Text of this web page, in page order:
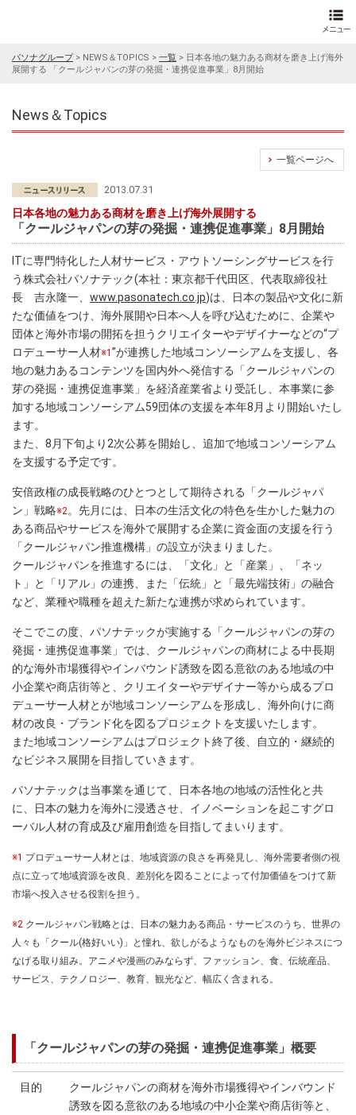
パソナグループ> NEWS＆TOPICS > 一覧 > 日本各地の魅力ある商材を磨き上げ海外
展開する 「クールジャパンの芽の発掘・連携促進事業」8月開始
News＆Topics
一覧ページへ
2013.07.31
日本各地の魅力ある商材を磨き上げ海外展開する
「クールジャパンの芽の発掘・連携促進事業」8月開始
ITに専門特化した人材サービス・アウトソーシングサービスを行
う株式会社パソナテック(本社：東京都千代田区、代表取締役社
長 吉永隆一、 www.pasonatech.co.jp)は、日本の製品や文化に新
たな価値をつけ、海外展開や日本へ人を呼び込むために、企業や
団体と海外市場の開拓を担うクリエイターやデザイナーなどの“プ
ロデューサー人材※1 ”が連携した地域コンソーシアムを支援し、各
地の魅力あるコンテンツを国内外へ発信する「クールジャパンの
芽の発掘・連携促進事業」を経済産業省より受託し、本事業に参
加する地域コンソーシアム59団体の支援を本年8月より開始いたし
ます。
また、8月下旬より2次公募を開始し、追加で地域コンソーシアム
を支援する予定です。
安倍政権の成長戦略のひとつとして期待される「クールジャパ
ン」戦略※2。先月には、日本の生活文化の特色を生かした魅力の
ある商品やサービスを海外で展開する企業に資金面の支援を行う
「クールジャパン推進機構」の設立が決まりました。
クールジャパンを推進するには、「文化」と「産業」、「ネッ
ト」と「リアル」の連携、また「伝統」と「最先端技術」の融合
など、業種や職種を超えた新たな連携が求められています。
そこでこの度、パソナテックが実施する「クールジャパンの芽の
発掘・連携促進事業」では、クールジャパンの商材による中長期
的な海外市場獲得やインバウンド誘致を図る意欲のある地域の中
小企業や商店街等と、クリエイターやデザイナー等から成るプロ
デューサー人材とが地域コンソーシアムを形成し、海外向けに商
材の改良・ブランド化を図るプロジェクトを支援いたします。
また地域コンソーシアムはプロジェクト終了後、自立的・継続的
なビジネス展開を目指していきます。
パソナテックは当事業を通じて、日本各地の地域の活性化と共
に、日本の魅力を海外に浸透させ、イノベーションを起こすグロ
ーバル人材の育成及び雇用創造を目指してまいります。
※1 プロデューサー人材とは、地域資源の良さを再発見し、海外需要者側の視
点に立って地域資源を改良、差別化を図ることによって付加価値をつけて新
市場へ投入させる役割を担う。
※2 クールジャパン戦略とは、日本の魅力ある商品・サービスのうち、世界の
人々も「クール(格好いい)」と憧れ、欲しがるようなものを海外ビジネスにつ
なげる取り組み。アニメや漫画のみならず、ファッション、食、伝統産品、
サービス、テクノロジー、教育、観光など、幅広く含まれる。
「クールジャパンの芽の発掘・連携促進事業」概要
目的
クールジャパンの商材を海外市場獲得やインバウンド
誘致を図る意欲のある地域の中小企業や商店街等と、